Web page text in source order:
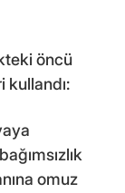
öncü
kullandı:
omuz